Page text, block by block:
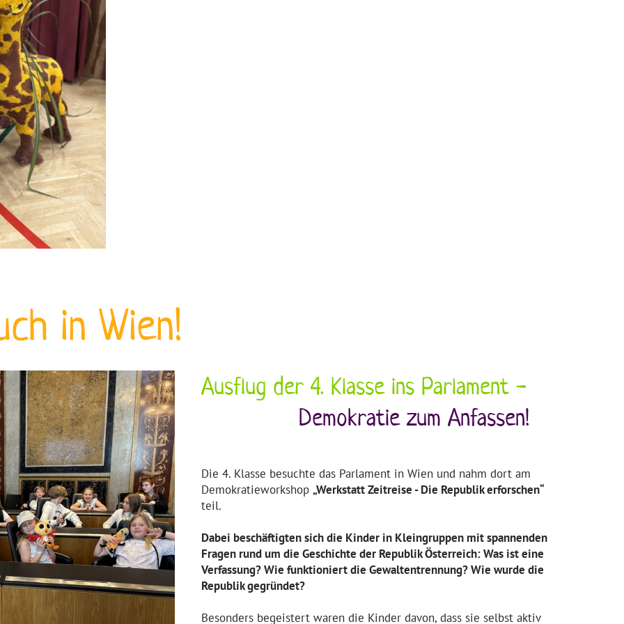
in Wien!
Ausflug der 4. Klasse ins Parlament -
Demokratie zum Anfassen!
Die 4. Klasse besuchte das Parlament in Wien und nahm dort am
Demokratieworkshop „Werkstatt Zeitreise - Die Republik erforschen“
teil.
Dabei beschäftigten sich die Kinder in Kleingruppen mit spannenden
Fragen rund um die Geschichte der Republik Österreich: Was ist eine
Verfassung? Wie funktioniert die Gewaltentrennung? Wie wurde die
Republik gegründet?
Besonders begeistert waren die Kinder davon, dass sie selbst aktiv